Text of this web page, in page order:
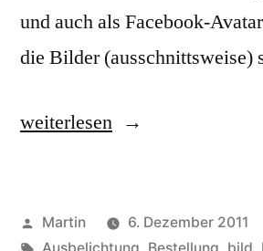
und auch als Facebook-
die Bilder (ausschnittsweise)
„Blurb
weiterlesen
Veröffentlicht
von
Martin 6. Dezember 2011
Schlagwörter: